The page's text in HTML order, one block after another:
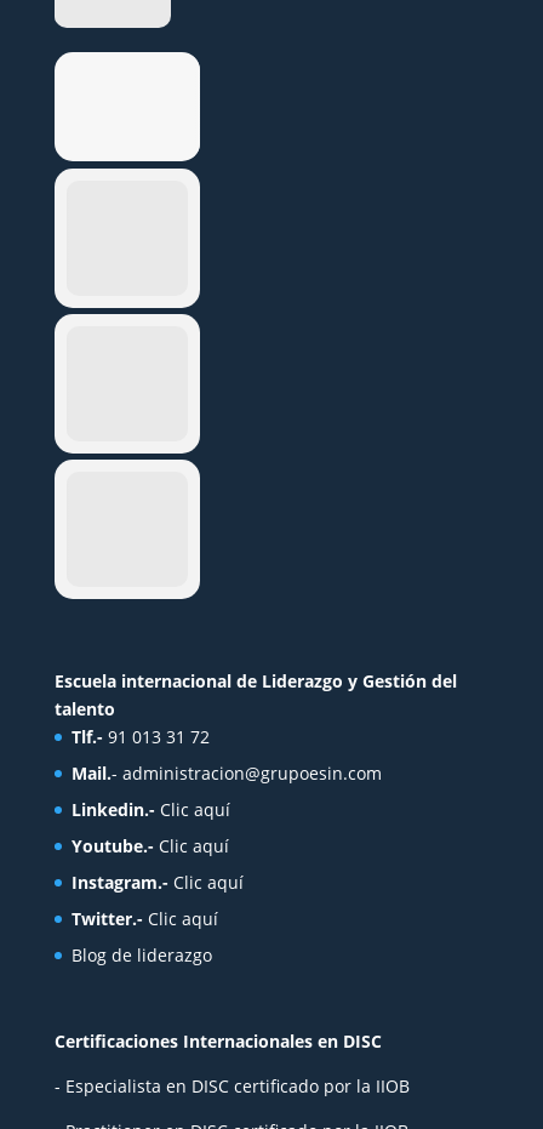
Escuela internacional de Liderazgo y Gestión del
talento
Tlf.- 91 013 31 72
Mail.- administracion@grupoesin.com
Linkedin.- Clic aquí
Youtube.- Clic aquí
Instagram.- Clic aquí
Twitter.- Clic aquí
Blog de liderazgo
Certificaciones Internacionales en DISC
- Especialista en DISC certificado por la IIOB